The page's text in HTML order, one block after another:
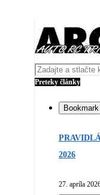
Preteky články
Bookmark
2026
27. apríla